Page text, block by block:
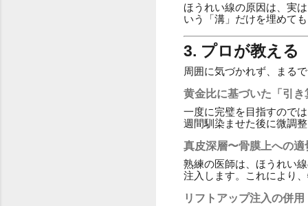
ほうれい線の原因は、実
いう「溝」だけを埋めて
3. プロが教える
周囲に気づかれず、まる
黄金比に基づいた「引き
一度に完璧を目指すので
週間馴染ませた後に微調
真皮深層〜骨膜上への適
熟練の医師は、ほうれい
注入します。これにより
リフトアップ注入の併用